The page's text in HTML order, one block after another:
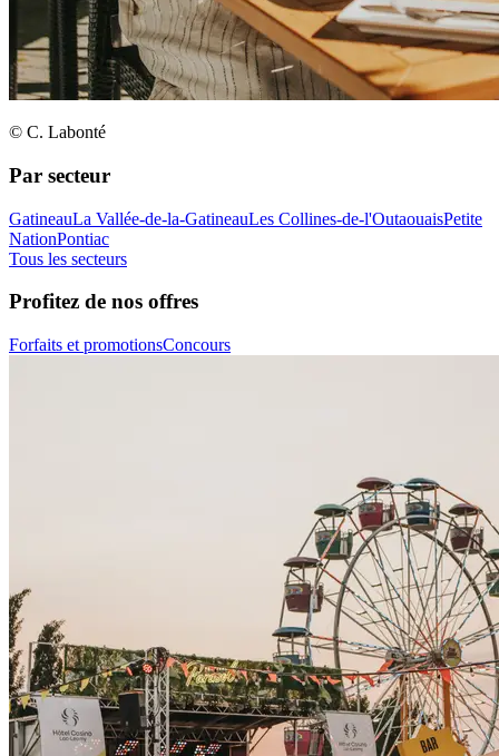
© C. Labonté
Par secteur
GatineauLa Vallée-de-la-GatineauLes Collines-de-l'OutaouaisPetite
NationPontiac
Tous les secteurs
Profitez de nos offres
Forfaits et promotionsConcours